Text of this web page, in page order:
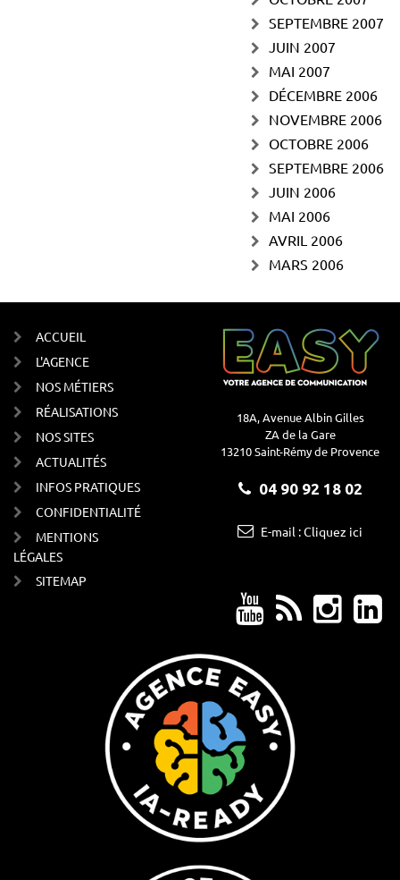
SEPTEMBRE 2007
JUIN 2007
MAI 2007
DÉCEMBRE 2006
NOVEMBRE 2006
OCTOBRE 2006
SEPTEMBRE 2006
JUIN 2006
MAI 2006
AVRIL 2006
MARS 2006
ACCUEIL
L'AGENCE
NOS MÉTIERS
RÉALISATIONS
NOS SITES
ACTUALITÉS
INFOS PRATIQUES
CONFIDENTIALITÉ
MENTIONS
LÉGALES
SITEMAP
18A, Avenue Albin Gilles
ZA de la Gare
13210 Saint-Rémy de Provence
04 90 92 18 02
E-mail : Cliquez ici